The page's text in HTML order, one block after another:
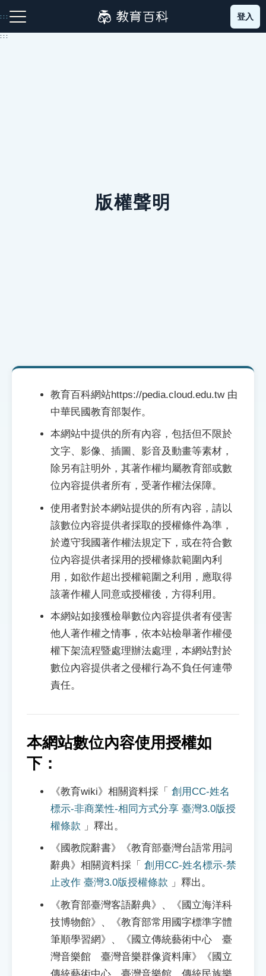
到
主
:::
教學應用
貓頭鷹博士
登入
:::
版權聲明
教育百科網站https://pedia.cloud.edu.tw 由
中華民國教育部製作。
本網站中提供的所有內容，包括但不限於
文字、影像、插圖、影音及動畫等素材，
除另有註明外，其著作權均屬教育部或數
位內容提供者所有，受著作權法保障。
使用者對於本網站提供的所有內容，請以
該數位內容提供者採取的授權條件為準，
於遵守我國著作權法規定下，或在符合數
位內容提供者採用的授權條款範圍內利
用，如欲作超出授權範圍之利用，應取得
該著作權人同意或授權後，方得利用。
本網站如接獲檢舉數位內容提供者有侵害
他人著作權之情事，依本站檢舉著作權侵
權下架流程暨處理辦法處理，本網站對於
數位內容提供者之侵權行為不負任何連帶
責任。
本網站數位內容使用授權如
下：
《教育wiki》相關資料採「 創用CC-姓名
標示-非商業性-相同方式分享 臺灣3.0版授
權條款
」釋出。
《國教院辭書》《教育部臺灣台語常用詞
辭典》相關資料採「 創用CC-姓名標示-禁
止改作 臺灣3.0版授權條款
」釋出。
《教育部臺灣客語辭典》、《國立海洋科
技博物館》、《教育部常用國字標準字體
筆順學習網》、《國立傳統藝術中心 臺
灣音樂館 臺灣音樂群像資料庫》《國立
傳統藝術中心 臺灣音樂館 傳統民族樂